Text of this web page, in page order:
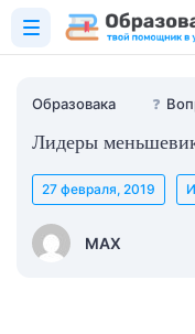
Образовака ❓
Лидеры
MAX
27 февраля, 2019